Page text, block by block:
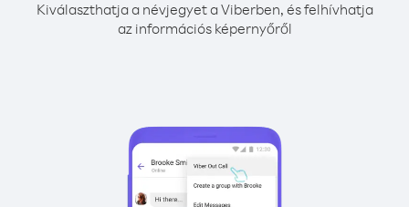
Kiválaszthatja a névjegyet a Viberben, és felhívhatja
az információs képernyőről